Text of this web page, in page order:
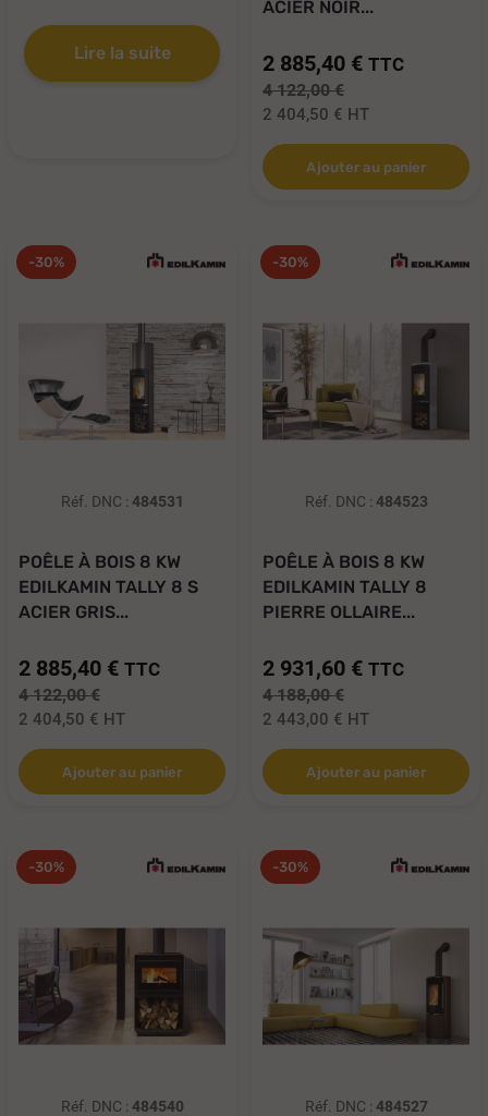
Lire la suite
ACIER NOIR...
2 885,40 € TTC
4 122,00 €
2 404,50 € HT
Ajouter au panier
-30%
Réf. DNC : 484531
POÊLE À BOIS 8 KW
EDILKAMIN TALLY 8 S
ACIER GRIS...
2 885,40 € TTC
4 122,00 €
2 404,50 € HT
Ajouter au panier
-30%
Réf. DNC : 484523
POÊLE À BOIS 8 KW
EDILKAMIN TALLY 8
PIERRE OLLAIRE...
2 931,60 € TTC
4 188,00 €
2 443,00 € HT
Ajouter au panier
-30%
Réf. DNC : 484540
-30%
Réf. DNC : 484527